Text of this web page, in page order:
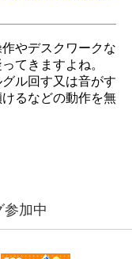
やデスクワークな
てきますよね。
ル回す又は音がす
るなどの動作を無
参加中